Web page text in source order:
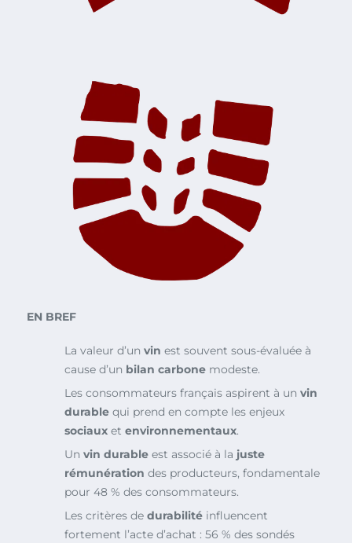
EN BREF
La valeur d’un vin est souvent sous-évaluée à
cause d’un bilan carbone modeste.
Les consommateurs français aspirent à un vin
durable qui prend en compte les enjeux
sociaux et environnementaux.
Un vin durable est associé à la juste
rémunération des producteurs, fondamentale
pour 48 % des consommateurs.
Les critères de durabilité influencent
fortement l’acte d’achat : 56 % des sondés